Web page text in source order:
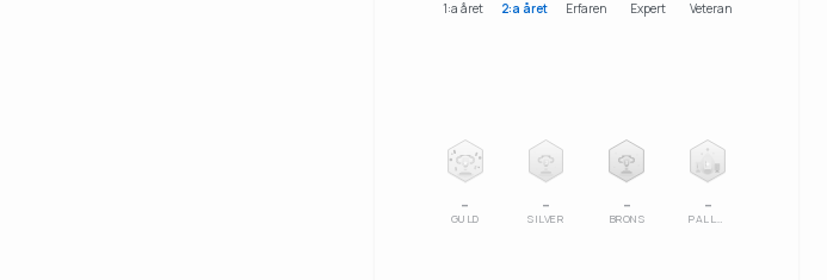
1:a året 2:a året Erfaren Expert Veteran
–
GULD
–
SILVER
–
BRONS
–
PALLSERIE